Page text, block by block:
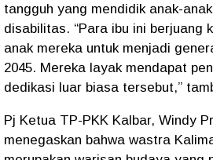
tangguh yang mendidik anak-
disabilitas. “Para ibu ini berjuang
anak mereka untuk menjadi
2045. Mereka layak mendapat
dedikasi luar biasa tersebut,”
Pj Ketua TP-PKK Kalbar, Windy
menegaskan bahwa wastra